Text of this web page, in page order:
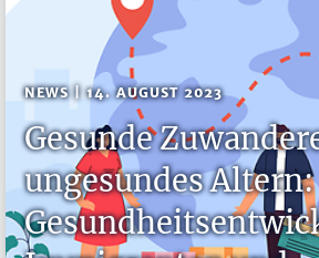
NEWS | 14. AUGUST 2023
Gesunde
ungesundes Altern: